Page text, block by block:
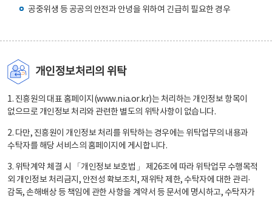
공중위생 등 공공의 안전과 안녕을 위하여 긴급히 필요한 경우
개인정보처리의 위탁
1. 진흥원의 대표 홈페이지(www.nia.or.kr)는 처리하는 개인정보 항목이
없으므로 개인정보 처리와 관련한 별도의 위탁사항이 없습니다.
2. 다만, 진흥원이 개인정보 처리를 위탁하는 경우에는 위탁업무의 내용과
수탁자를 해당 서비스의 홈페이지에 게시합니다.
3. 위탁계약 체결 시 「개인정보 보호법」 제26조에 따라 위탁업무 수행목적
외 개인정보 처리금지, 안전성 확보조치, 재위탁 제한, 수탁자에 대한 관리·
감독, 손해배상 등 책임에 관한 사항을 계약서 등 문서에 명시하고, 수탁자가